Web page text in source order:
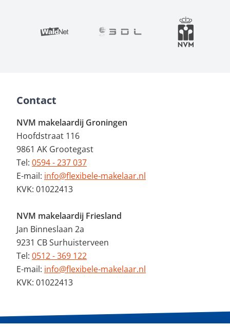
Contact
NVM makelaardij Groningen
Hoofdstraat 116
9861 AK Grootegast
Tel: 0594 - 237 037
E-mail: info@flexibele-makelaar.nl
KVK: 01022413
NVM makelaardij Friesland
Jan Binneslaan 2a
9231 CB Surhuisterveen
Tel: 0512 - 369 122
E-mail: info@flexibele-makelaar.nl
KVK: 01022413